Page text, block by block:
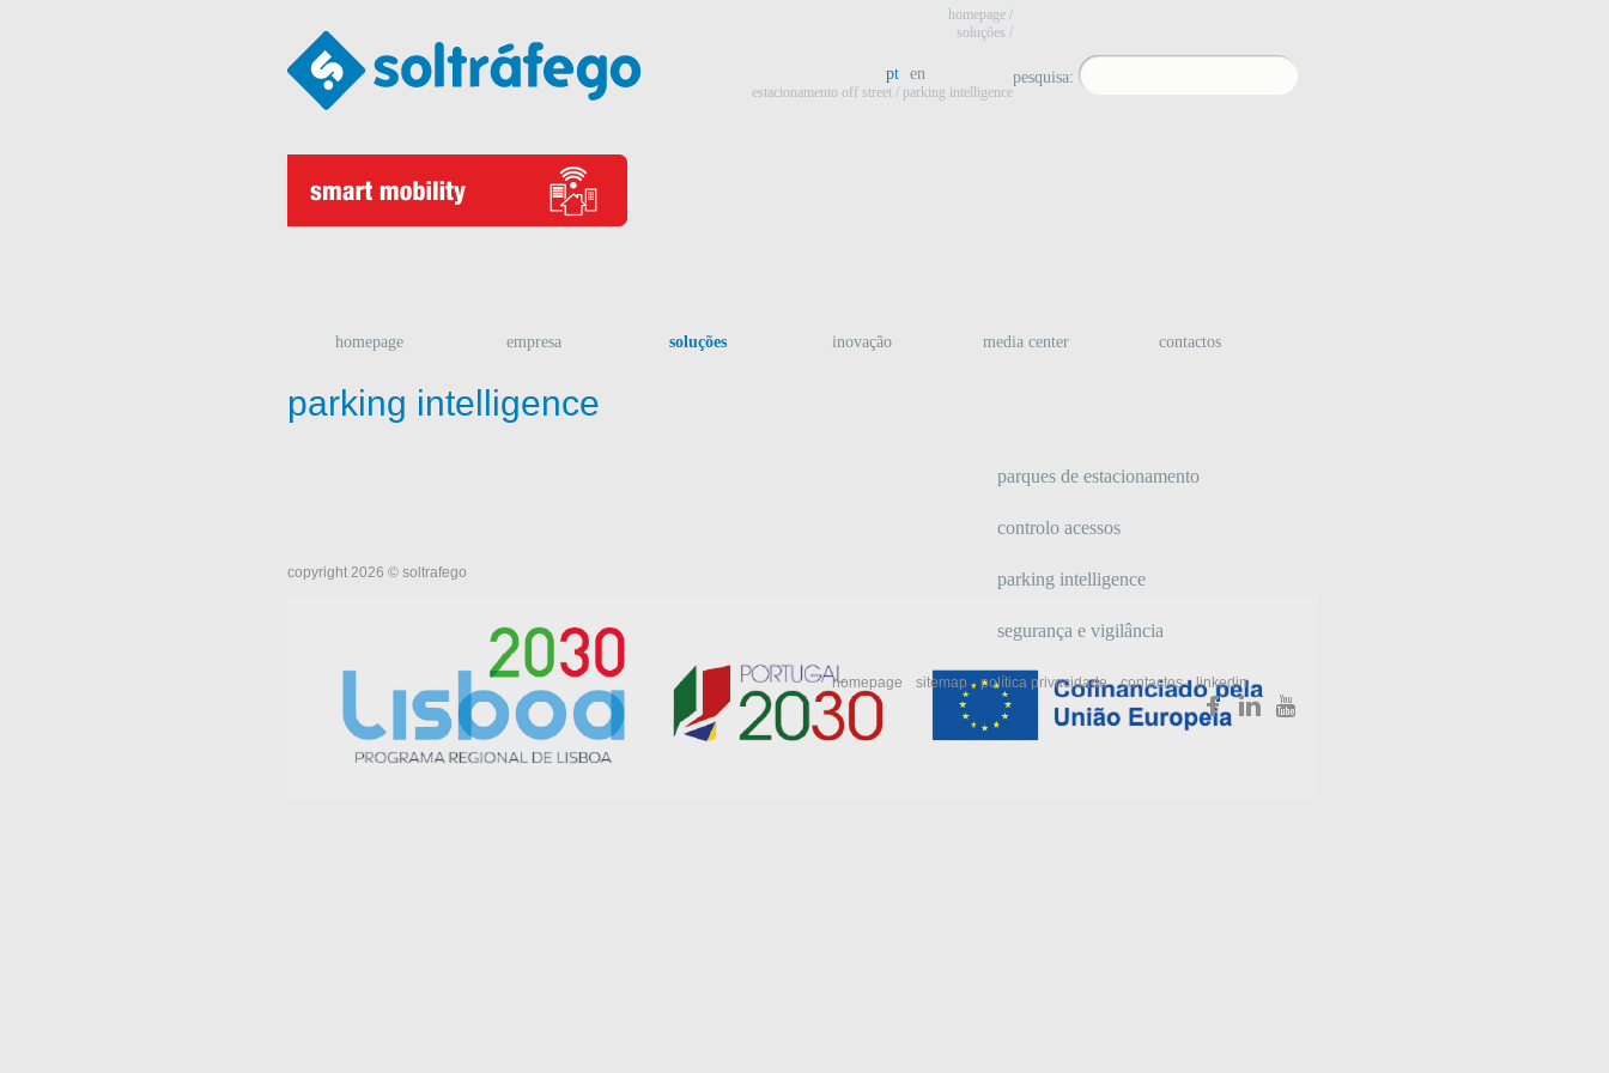
pesquisa:
pt en
homepage empresa soluções inovação media center contactos
homepage /
soluções /
estacionamento off street / parking intelligence
parking intelligence
parques de estacionamento
controlo acessos
parking intelligence
segurança e vigilância
copyright 2026 © soltrafego
homepage sitemap política privacidade contactos linkedin